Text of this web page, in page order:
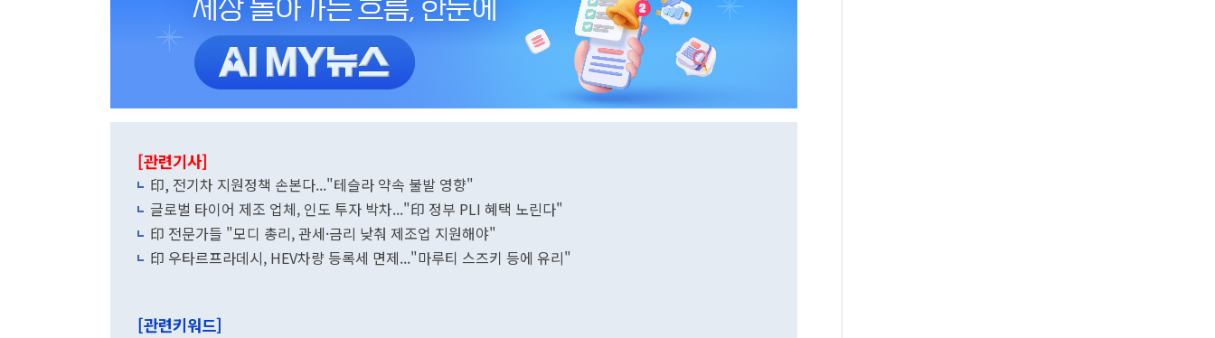
[관련기사]
印, 전기차 지원정책 손본다..."테슬라 약속 불발 영향"
글로벌 타이어 제조 업체, 인도 투자 박차..."印 정부 PLI 혜택 노린다"
印 전문가들 "모디 총리, 관세·금리 낮춰 제조업 지원해야"
印 우타르프라데시, HEV차량 등록세 면제..."마루티 스즈키 등에 유리"
[관련키워드]